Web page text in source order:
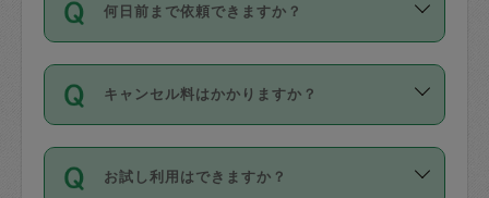
時間も被らない場合、損害保険の対象外
社員など様々なバックグラウンドの方が
登録しています。
日本語も話せる方など様々です。
ールに記載していますので、各自の得意
確認しています。タスカジさんトレーニ
ング動画を使ったセルフトレーニングの
現場トライアルを受け、合格したタスカ
ジさんが活動されています。
※テストセンターの講評は１件目のレビュ
を通して成立した作業時間内での作業に
適用されます。作業範囲は、掃除、洗
です。作業中に物を壊したり、人にけが
をさせたりした場合が対象で、補償金額
す。
何日前まで依頼できますか？
ご依頼は、現在を起点に3日後（72時間
以降）の日時から受付可能となっていま
す。
タスカジさんへ「募集」をかけることが
キャンセル料はかかりますか？
キャンセル料には、以下の2種類がありま
す。
お試し利用はできますか？